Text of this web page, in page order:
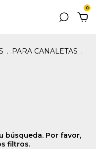
0
. PARA CANALETAS .
búsqueda. Por favor,
filtros.